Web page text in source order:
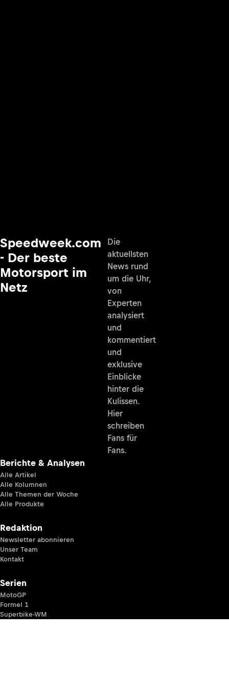
Speedweek.com
- Der beste
Motorsport im
Netz
Die
aktuellsten
News rund
um die Uhr,
von
Experten
analysiert
und
kommentiert
und
exklusive
Einblicke
hinter die
Kulissen.
Hier
schreiben
Fans für
Fans.
Berichte & Analysen
Alle Artikel
Alle Kolumnen
Alle Themen der Woche
Alle Produkte
Redaktion
Newsletter abonnieren
Unser Team
Kontakt
Serien
MotoGP
Formel 1
Superbike-WM